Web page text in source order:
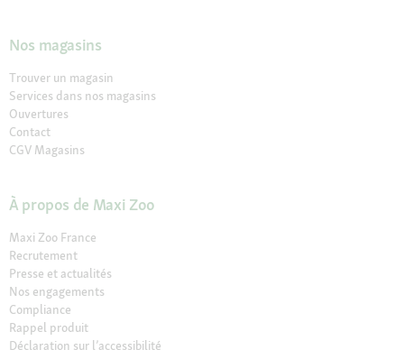
Nos magasins
Trouver un magasin
Services dans nos magasins
Ouvertures
Contact
CGV Magasins
À propos de Maxi Zoo
Maxi Zoo France
Recrutement
Presse et actualités
Nos engagements
Compliance
Rappel produit
Déclaration sur l’accessibilité